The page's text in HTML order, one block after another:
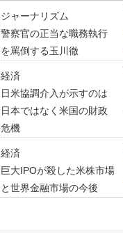
ジャーナリズム
警察官の正当な職務執行
を罵倒する玉川徹
経済
日米協調介入が示すのは
日本ではなく米国の財政
危機
経済
巨大IPOが殺した米株市場
と世界金融市場の今後